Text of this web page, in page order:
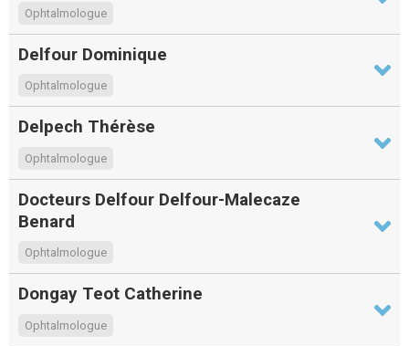
Ophtalmologue
Delfour Dominique
Ophtalmologue
Delpech Thérèse
Ophtalmologue
Docteurs Delfour Delfour-Malecaze
Benard
Ophtalmologue
Dongay Teot Catherine
Ophtalmologue